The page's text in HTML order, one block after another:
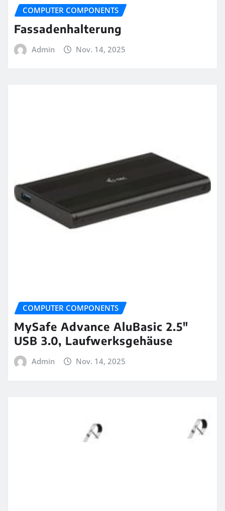
COMPUTER COMPONENTS
Fassadenhalterung
Admin Nov. 14, 2025
COMPUTER COMPONENTS
MySafe Advance AluBasic 2.5″
USB 3.0, Laufwerksgehäuse
Admin Nov. 14, 2025